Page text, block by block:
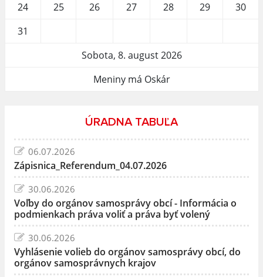
24
25 26 27 28 29
30
31
Sobota, 8. august 2026
Meniny má Oskár
ÚRADNA TABUĽA
06.07.2026
Zápisnica_Referendum_04.07.2026
30.06.2026
Voľby do orgánov samosprávy obcí - Informácia o
podmienkach práva voliť a práva byť volený
30.06.2026
Vyhlásenie volieb do orgánov samosprávy obcí, do
orgánov samosprávnych krajov